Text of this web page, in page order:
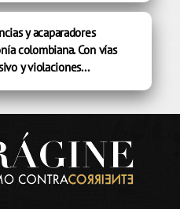
y acaparadores
colombiana. Con vías
y violaciones...